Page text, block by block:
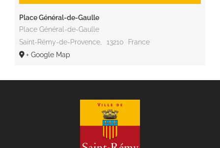
Place Général-de-Gaulle
Place Général-de-Gaulle
Saint-Rémy-de-Provence, 13210
France
+ Google Map